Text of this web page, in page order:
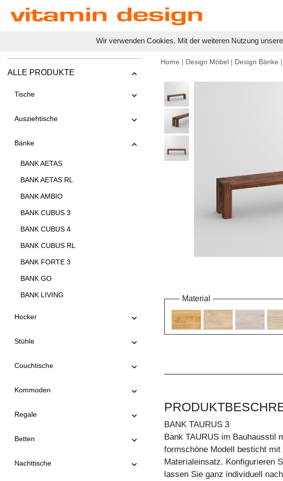
Wir verwenden Cookies. Mit der weiteren Nutzung
ALLE PRODUKTE
Tische
Ausziehtische
Bänke
BANK AETAS
BANK AETAS RL
BANK AMBIO
BANK CUBUS 3
BANK CUBUS 4
BANK CUBUS RL
BANK FORTE 3
BANK GO
BANK LIVING
BANK MENA 3
BANK PAPILIO BASIC
BANK SAGA
BANK SENA
Hocker
Stühle
Couchtische
Kommoden
Regale
Betten
Nachttische
Home | Design Möbel | Design Bänke
Material
BANK TAURUS 3
Bank TAURUS im Bauhausstil
formschöne Modell besticht
Materialeinsatz. Konfigurieren
lassen Sie ganz individuell